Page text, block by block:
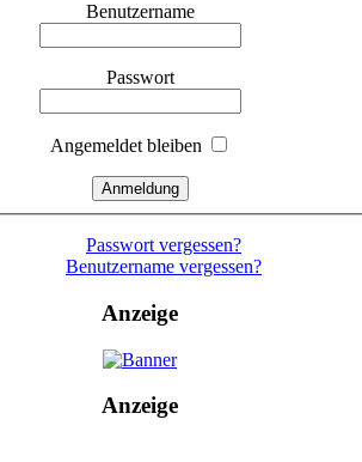
Benutzername
Passwort
Angemeldet bleiben
Passwort vergessen?
Benutzername vergessen?
Anzeige
Anzeige